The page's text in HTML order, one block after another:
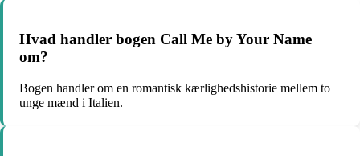
Hvad handler bogen Call Me by Your Name
om?
Bogen handler om en romantisk kærlighedshistorie mellem to
unge mænd i Italien.